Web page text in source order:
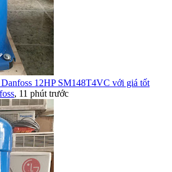
12HP SM148T4VC với giá tốt
, 11 phút trước